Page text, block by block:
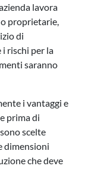
lavora
proprietarie,
di
rischi per la
saranno
i vantaggi e
prima di
scelte
dimensioni
che deve